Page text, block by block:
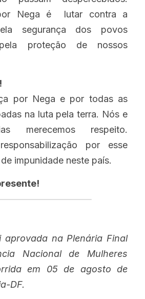
Nega é  lutar contra a
segurança dos povos
proteção de nossos
por Nega e por todas as
na luta pela terra. Nós e
merecemos respeito.
por esse
impunidade neste país.
aprovada na Plenária Final
Nacional de Mulheres
em 05 de agosto de
DF.